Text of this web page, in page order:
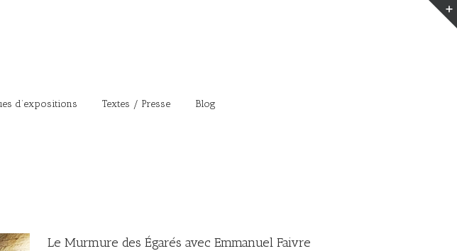
d’expositions Textes / Presse Blog
Le Murmure des Égarés avec Emmanuel Faivre